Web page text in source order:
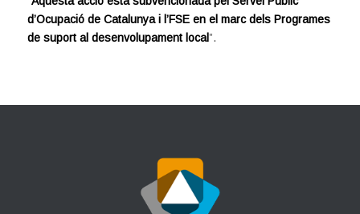
d’Ocupació de Catalunya i l’FSE en el marc dels Programes
de suport al desenvolupament local”.